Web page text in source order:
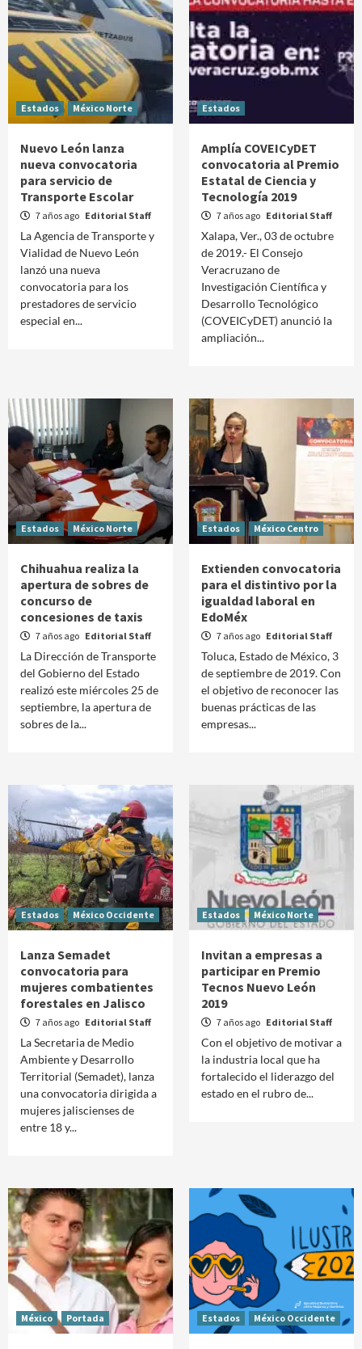
Estados México Norte
Nuevo León lanza
nueva convocatoria
para servicio de
Transporte Escolar
7 años ago Editorial Staff
La Agencia de Transporte y
Vialidad de Nuevo León
lanzó una nueva
convocatoria para los
prestadores de servicio
especial en...
Estados
Amplía COVEICyDET
convocatoria al Premio
Estatal de Ciencia y
Tecnología 2019
7 años ago Editorial Staff
Xalapa, Ver., 03 de octubre
de 2019.- El Consejo
Veracruzano de
Investigación Científica y
Desarrollo Tecnológico
(COVEICyDET) anunció la
ampliación...
Estados México Norte
Chihuahua realiza la
apertura de sobres de
concurso de
concesiones de taxis
7 años ago Editorial Staff
La Dirección de Transporte
del Gobierno del Estado
realizó este miércoles 25 de
septiembre, la apertura de
sobres de la...
Estados México Centro
Extienden convocatoria
para el distintivo por la
igualdad laboral en
EdoMéx
7 años ago Editorial Staff
Toluca, Estado de México, 3
de septiembre de 2019. Con
el objetivo de reconocer las
buenas prácticas de las
empresas...
Estados México Occidente
Lanza Semadet
convocatoria para
mujeres combatientes
forestales en Jalisco
7 años ago Editorial Staff
La Secretaria de Medio
Ambiente y Desarrollo
Territorial (Semadet), lanza
una convocatoria dirigida a
mujeres jaliscienses de
entre 18 y...
Estados México Norte
Invitan a empresas a
participar en Premio
Tecnos Nuevo León
2019
7 años ago Editorial Staff
Con el objetivo de motivar a
la industria local que ha
fortalecido el liderazgo del
estado en el rubro de...
México Portada Estados México Occidente